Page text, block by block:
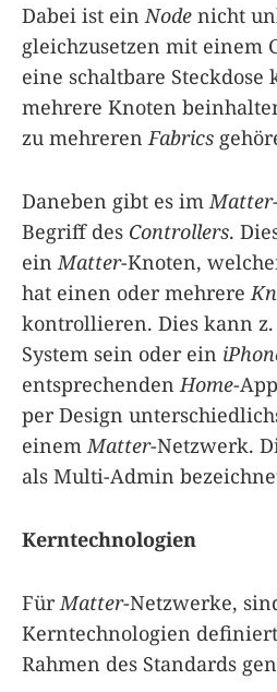
Dabei ist ein Node nicht
gleichzusetzen mit einem
eine schaltbare
mehrere Knoten
zu mehreren Fabrics
Daneben gibt es im Matter
Begriff des Controllers.
ein Matter-Knoten,
hat einen oder mehrere
kontrollieren. Dies kann z.
System sein oder ein
entsprechenden Home-
per Design
einem Matter-Netzwerk.
als Multi-Admin
Kerntechnologien
Für Matter-Netzwerke,
Kerntechnologien
Rahmen des Standards